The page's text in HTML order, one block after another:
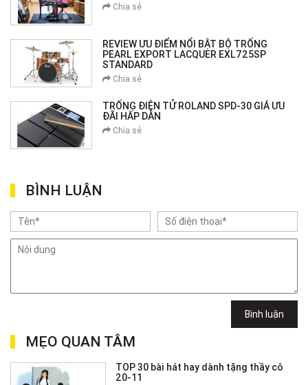
Chia sẻ
REVIEW ƯU ĐIỂM NỔI BẬT BỘ TRỐNG
PEARL EXPORT LACQUER EXL725SP
STANDARD
Chia sẻ
TRỐNG ĐIỆN TỬ ROLAND SPD-30 GIÁ ƯU
ĐÃI HẤP DẪN
Chia sẻ
BÌNH LUẬN
Bình luận
MẸO QUAN TÂM
TOP 30 bài hát hay dành tặng thầy cô
20-11